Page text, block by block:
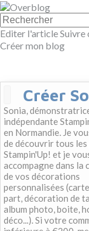
Editer l'articleSuivre
Créer mon blog
Créer
Sonia,
indépendante
en Normandie. Je
de découvrir tous
Stampin'Up! et je
accompagne dans la
de vos décorations
personnalisées
part, décoration de
album photo, boite,
déco...). Si votre